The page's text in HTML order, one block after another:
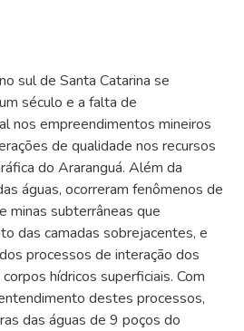
sul de Santa Catarina se
século e a falta de
nos empreendimentos mineiros
de qualidade nos recursos
do Araranguá. Além da
águas, ocorreram fenômenos de
minas subterrâneas que
das camadas sobrejacentes, e
processos de interação dos
hídricos superficiais. Com
destes processos,
das águas de 9 poços do